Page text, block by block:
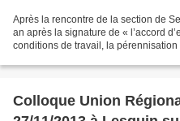
Après la rencontre de la section de
an après la signature de « l’accord
conditions de travail, la
Colloque Union